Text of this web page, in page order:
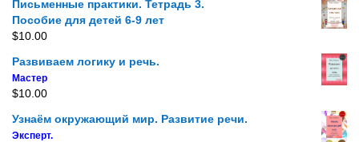
Письменные практики. Тетрадь 3.
Пособие для детей 6-9 лет
$10.00
Развиваем логику и речь.
Мастер
$10.00
Узнаём окружающий мир. Развитие речи.
Эксперт.